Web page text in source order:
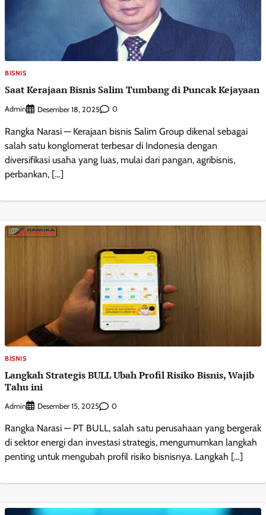
BISNIS
Saat Kerajaan Bisnis Salim Tumbang di Puncak Kejayaan
Admin Desember 18, 2025 0
Rangka Narasi — Kerajaan bisnis Salim Group dikenal sebagai
salah satu konglomerat terbesar di Indonesia dengan
diversifikasi usaha yang luas, mulai dari pangan, agribisnis,
perbankan, […]
BISNIS
Langkah Strategis BULL Ubah Profil Risiko Bisnis, Wajib
Tahu ini
Admin Desember 15, 2025 0
Rangka Narasi — PT BULL, salah satu perusahaan yang bergerak
di sektor energi dan investasi strategis, mengumumkan langkah
penting untuk mengubah profil risiko bisnisnya. Langkah […]